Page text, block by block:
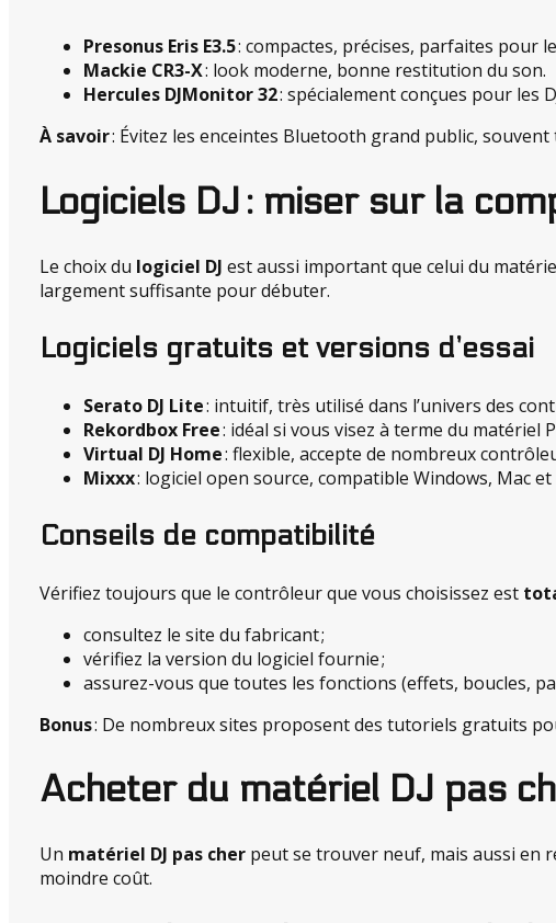
Presonus Eris E3.5: compactes, précises, parfaites pour
Mackie CR3-X: look moderne, bonne restitution du son.
Hercules DJMonitor 32: spécialement conçues pour les
À savoir: Évitez les enceintes Bluetooth grand public,
Logiciels DJ : miser sur la
Le choix du logiciel DJ est aussi important que celui du
largement suffisante pour débuter.
Logiciels gratuits et versions d’essai
Serato DJ Lite: intuitif, très utilisé dans l’univers des
Rekordbox Free: idéal si vous visez à terme du matériel
Virtual DJ Home: flexible, accepte de nombreux
Mixxx: logiciel open source, compatible Windows, Mac et
Conseils de compatibilité
Vérifiez toujours que le contrôleur que vous choisissez est
consultez le site du fabricant ;
vérifiez la version du logiciel fournie ;
assurez-vous que toutes les fonctions (effets, boucles,
Bonus: De nombreux sites proposent des tutoriels gratuits
Acheter du matériel DJ pas
Un matériel DJ pas cher peut se trouver neuf, mais aussi en
moindre coût.